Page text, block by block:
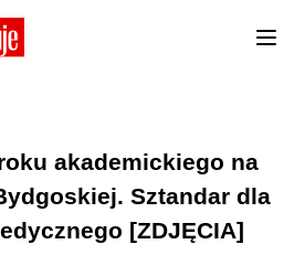
akademickiego na
Sztandar dla
[ZDJĘCIA]